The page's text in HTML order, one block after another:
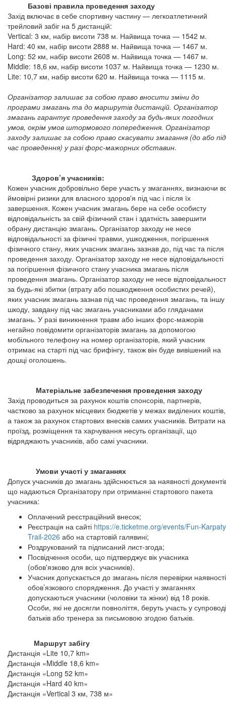
Базові правила проведення заходу
Захід включає в себе спортивну частину — легкоатлетичний
трейловий забіг на 5 дистанцій:
Vertical: 3 км, набір висоти 738 м. Найвища точка — 1542 м.
Hard: 40 км, набір висоти 2888 м. Найвища точка — 1467 м.
Long: 52 км, набір висоти 2608 м. Найвища точка — 1467 м.
Middle: 18,6 км, набір висоти 1037 м. Найвища точка — 1230 м.
Lite: 10,7 км, набір висоти 620 м. Найвища точка — 1115 м.
Організатор залишає за собою право вносити зміни до
програми змагань та до маршрутів дистанцій. Організатор
змагань гарантує проведення заходу за будь-яких погодних
умов, окрім умов штормового попередження. Організатор
заходу залишає за собою право скасувати змагання (до або під
час проведення) у разі форс-мажорних обставин.
Здоров’я учасників:
Кожен учасник добровільно бере участь у змаганнях, визнаючи
ймовірні ризики для власного здоров'я під час і після їх
завершення. Кожен учасник змагань бере на себе особисту
відповідальність за свій фізичний стан і здатність завершити
обрану дистанцію змагань. Організатор заходу не несе
відповідальності за фізичні травми, ушкодження, погіршення
фізичного стану, яких учасник змагань зазнав до, під час та після
проведення заходу. Організатор заходу не несе відповідальності
за погіршення фізичного стану учасника змагань після
проведення змагань. Організатор заходу не несе
за будь-які збитки (втрату або пошкодження особистих речей),
яких учасник змагань зазнав під час проведення змагань, та іншу
шкоду, завдану під час змагань учасниками або глядачами
змагань. У разі виникнення травм або інших форс-мажорів
негайно повідомити організаторів змагань за допомогою
мобільного телефону на номер організаторів, який учасник
отримає на старті під час брифінгу, також він буде вивішений на
дошці оголошень.
Матеріальне забезпечення проведення заходу
Захід проводиться за рахунок коштів спонсорів, партнерів,
частково за рахунок місцевих бюджетів у межах виділених коштів,
а також за рахунок стартових внесків самих учасників. Витрати на
проїзд, розміщення та харчування несуть організації, що
відряджають учасників, або самі учасники.
Умови участі у змаганнях
Допуск учасників до змагань здійснюється за наявності
що надаються Організатору при отриманні стартового пакета
учасника:
Оплачений реєстраційний внесок;
Реєстрація на сайті https://e.ticketme.org/events/Fun-
Trail-2026 або на стартовій галявині;
Роздрукований та підписаний лист-згода;
Посвідчення особи, що підтверджує вік учасника
(обов'язково для всіх учасників).
Учасник допускається до змагань після перевірки наявності
обов’язкового спорядження. До участі у змаганнях
допускаються учасники (чоловіки та жінки) від 18 років.
Особи, які не досягли повноліття, беруть участь у супроводі
батьків або тренера за письмовою згодою батьків.
Маршрут забігу
Дистанція «Lite 10,7 km»
Дистанція «Middle 18,6 km»
Дистанція «Long 52 km»
Дистанція «Hard 40 km»
Дистанція «Vertical 3 км, 738 м»